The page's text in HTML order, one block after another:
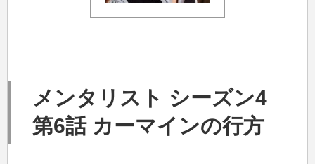
メンタリスト シーズン4
第6話 カーマインの行方